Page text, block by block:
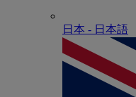
日本 - ⽇本語